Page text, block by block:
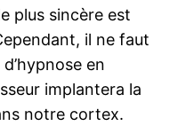
plus sincère est
il ne faut
en
implantera la
notre cortex.